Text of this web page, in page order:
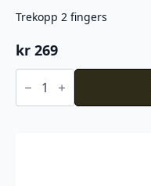
Trekopp 2 fingers
kr 269
Trekopp
antall